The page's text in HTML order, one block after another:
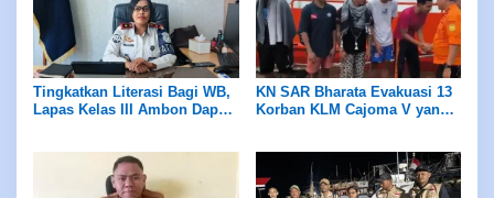
Tingkatkan Literasi Bagi WB,
Lapas Kelas III Ambon Dapat
KN SAR Bharata Evakuasi 13
Korban KLM Cajoma V yang